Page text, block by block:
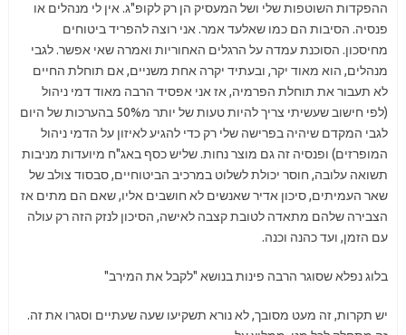
ההפקדות השוטפות שלי ושל המעסיק הן רק לקופ"ג. אין לי מנהלים או
פנסיה. הסיבות הם כמו שאלעד אמר. אני רוצה להפריד ביטוחים
מחיסכון. הסוכנת עמדה על הרגלים האחוריות ואמרה שאי אפשר. לגבי
מנהלים, הוא מאוד יקר, ובעתיד יקרה אחת משניים, אם תוחלת החיים
לא תעבור את תוחלת הפרמיה, אז אני אפסיד הרבה מאוד דמי ניהול
(לפי חישוב שעשיתי צריך להיות טעות של יותר מ50% בהערכות של היום
לגבי המקדם שיהיה בפרישה שלי רק כדי להגיע לאיזון על הדמי ניהול
המופרזים) ופנסיה זה גם מוצר נחות. שליש כסף באג"ח מיועדות מניבות
תשואה עלובה, חוסר יכולת לשלוט במרכיב הביטוחיים, סבסוד צולב של
שאר העמיתים, סיכון אדיר שאנשים לא חושבים אליו, שאם הם מתים אז
הצבירה שלהם מתאדה לטובת קצבה לאישה, הסיכון לנזק הזה רק עולה
עם הזמן, ועד כהנה וכנה.
בלוג נפלא שסוגר הרבה פינות בנושא "לקבל את המירב"
יש תקרות, זה מעט מסובך, לא נורא תשקיעו שעה שעתיים וסגרו את זה.